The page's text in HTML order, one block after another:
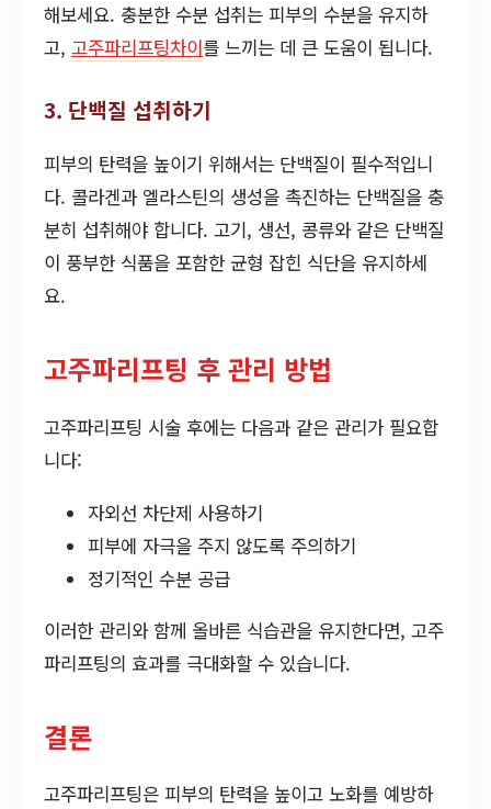
해보세요. 충분한 수분 섭취는 피부의 수분을 유지하
고, 고주파리프팅차이를 느끼는 데 큰 도움이 됩니다.
3. 단백질 섭취하기
피부의 탄력을 높이기 위해서는 단백질이 필수적입니
다. 콜라겐과 엘라스틴의 생성을 촉진하는 단백질을 충
분히 섭취해야 합니다. 고기, 생선, 콩류와 같은 단백질
이 풍부한 식품을 포함한 균형 잡힌 식단을 유지하세
요.
고주파리프팅 후 관리 방법
고주파리프팅 시술 후에는 다음과 같은 관리가 필요합
니다:
자외선 차단제 사용하기
피부에 자극을 주지 않도록 주의하기
정기적인 수분 공급
이러한 관리와 함께 올바른 식습관을 유지한다면, 고주
파리프팅의 효과를 극대화할 수 있습니다.
결론
고주파리프팅은 피부의 탄력을 높이고 노화를 예방하